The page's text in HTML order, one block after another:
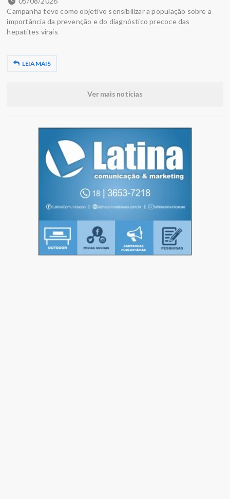
Campanha teve como objetivo sensibilizar a população sobre a
importância da prevenção e do diagnóstico precoce das
hepatites virais
LEIA MAIS
Ver mais notícias